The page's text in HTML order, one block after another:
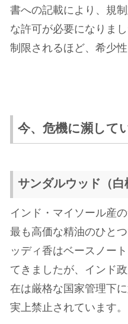
書への記載により、規
な許可が必要になりま
制限されるほど、希少
今、危機に瀕して
サンダルウッド（白
インド・マイソール産
最も高価な精油のひと
ッディ香はベースノー
てきましたが、インド
在は厳格な国家管理下
実上禁止されています。